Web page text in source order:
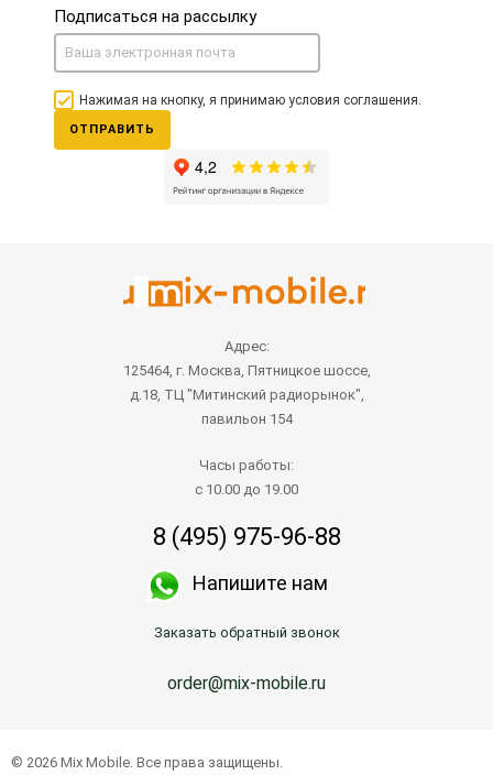
Подписаться на рассылку
Нажимая на кнопку, я принимаю условия соглашения.
ОТПРАВИТЬ
Адрес:
125464, г. Москва, Пятницкое шоссе,
д.18, ТЦ "Митинский радиорынок",
павильон 154
Часы работы:
с 10.00 до 19.00
8 (495) 975-96-88
Напишите нам
Заказать обратный звонок
order@mix-mobile.ru
© 2026 Mix Mobile. Все права защищены.